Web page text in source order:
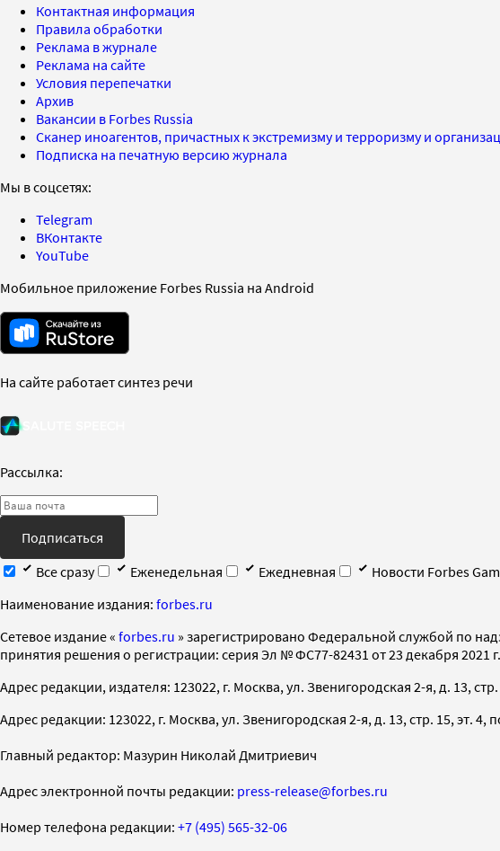
Контактная информация
Правила обработки
Реклама в журнале
Реклама на сайте
Условия перепечатки
Архив
Вакансии в Forbes Russia
Сканер иноагентов, причастных к экстремизму и терроризму и
Подписка на печатную версию журнала
Мы в соцсетях:
Telegram
ВКонтакте
YouTube
Мобильное приложение Forbes Russia на Android
На сайте работает синтез речи
Рассылка:
Подписаться
Все сразу
Еженедельная Ежедневная
Новости Forbes
Наименование издания: forbes.ru
Cетевое издание « forbes.ru » зарегистрировано Федеральной службой по
принятия решения о регистрации: серия Эл № ФС77-82431 от 23 декабря 2021 г.
Адрес редакции, издателя: 123022, г. Москва, ул. Звенигородская 2-я, д. 13, стр.
Адрес редакции: 123022, г. Москва, ул. Звенигородская 2-я, д. 13, стр. 15, эт. 4,
Главный редактор: Мазурин Николай Дмитриевич
Адрес электронной почты редакции: press-release@forbes.ru
Номер телефона редакции: +7 (495) 565-32-06